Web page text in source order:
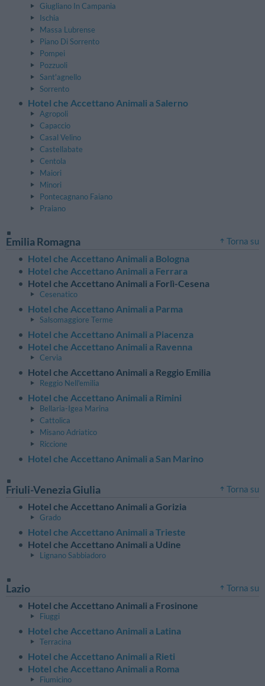
Giugliano In Campania
Ischia
Massa Lubrense
Piano Di Sorrento
Pompei
Pozzuoli
Sant'agnello
Sorrento
Hotel che Accettano Animali a Salerno
Agropoli
Capaccio
Casal Velino
Castellabate
Centola
Maiori
Minori
Pontecagnano Faiano
Praiano
Emilia Romagna Torna su
Hotel che Accettano Animali a Bologna
Hotel che Accettano Animali a Ferrara
Hotel che Accettano Animali a Forlì-Cesena
Cesenatico
Hotel che Accettano Animali a Parma
Salsomaggiore Terme
Hotel che Accettano Animali a Piacenza
Hotel che Accettano Animali a Ravenna
Cervia
Hotel che Accettano Animali a Reggio Emilia
Reggio Nell'emilia
Hotel che Accettano Animali a Rimini
Bellaria-Igea Marina
Cattolica
Misano Adriatico
Riccione
Hotel che Accettano Animali a San Marino
Friuli-Venezia Giulia Torna su
Hotel che Accettano Animali a Gorizia
Grado
Hotel che Accettano Animali a Trieste
Hotel che Accettano Animali a Udine
Lignano Sabbiadoro
Lazio Torna su
Hotel che Accettano Animali a Frosinone
Fiuggi
Hotel che Accettano Animali a Latina
Terracina
Hotel che Accettano Animali a Rieti
Hotel che Accettano Animali a Roma
Fiumicino